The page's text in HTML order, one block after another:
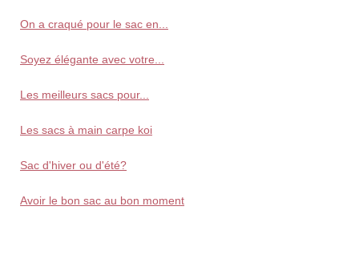
On a craqué pour le sac en...
Soyez élégante avec votre...
Les meilleurs sacs pour...
Les sacs à main carpe koi
Sac d'hiver ou d'été?
Avoir le bon sac au bon moment